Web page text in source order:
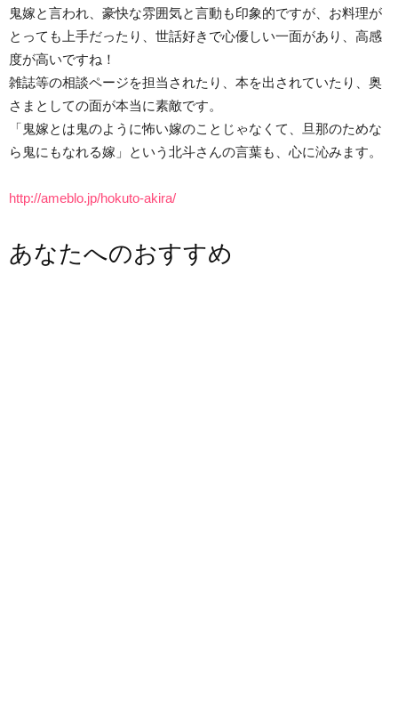
鬼嫁と言われ、豪快な雰囲気と言動も印象的ですが、お料理が
とっても上手だったり、世話好きで心優しい一面があり、高感
度が高いですね！
雑誌等の相談ページを担当されたり、本を出されていたり、奥
さまとしての面が本当に素敵です。
「鬼嫁とは鬼のように怖い嫁のことじゃなくて、旦那のためな
ら鬼にもなれる嫁」という北斗さんの言葉も、心に沁みます。
http://ameblo.jp/hokuto-akira/
あなたへのおすすめ